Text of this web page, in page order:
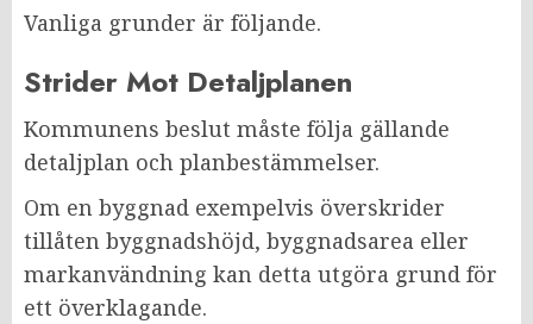
Vanliga grunder är följande.
Strider Mot Detaljplanen
Kommunens beslut måste följa gällande
detaljplan och planbestämmelser.
Om en byggnad exempelvis överskrider
tillåten byggnadshöjd, byggnadsarea eller
markanvändning kan detta utgöra grund för
ett överklagande.